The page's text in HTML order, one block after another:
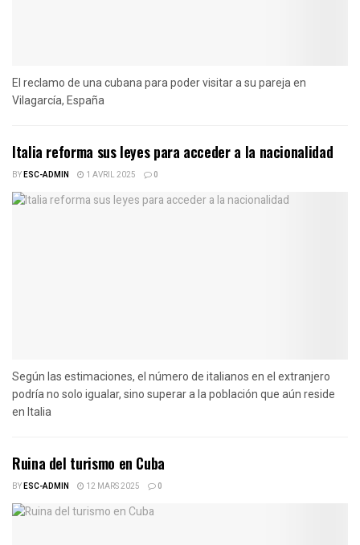
El reclamo de una cubana para poder visitar a su pareja en
Vilagarcía, España
Italia reforma sus leyes para acceder a la nacionalidad
BYESC-ADMIN 1 AVRIL 2025 0
Según las estimaciones, el número de italianos en el extranjero
podría no solo igualar, sino superar a la población que aún reside
en Italia
Ruina del turismo en Cuba
BYESC-ADMIN 12 MARS 2025 0